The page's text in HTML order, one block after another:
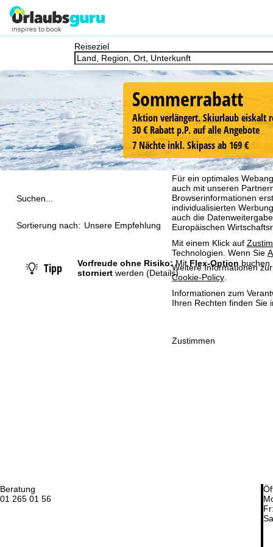
Cookie-Hinweis
Für ein optimales
auch mit unseren
Browserinformationen
individualisierten
auch die
Europäischen
Mit einem Klick auf
Technologien. Wenn Sie
Weitere Informationen
Cookie-Policy
Informationen zum
Ihren Rechten finden Sie
Zustimmen
Beratung
01 265 01 56
Reiseziel
Sommerrabatt
Aktion verlängert. Skiurlaub eiskalt
30 € Rabatt p.P. auf alle Angebote
7 Nächte inkl. Skipass ab 169 €
Suchen...
Sortierung nach: Unsere Empfehlung
Tipp Vorfreude ohne Risiko:MitFlex-Option buchen
storniertwerden (Details)